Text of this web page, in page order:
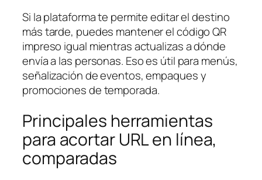
Si la plataforma te permite editar el destino
más tarde, puedes mantener el código QR
impreso igual mientras actualizas a dónde
envía a las personas. Eso es útil para menús,
señalización de eventos, empaques y
promociones de temporada.
Principales herramientas
para acortar URL en línea,
comparadas